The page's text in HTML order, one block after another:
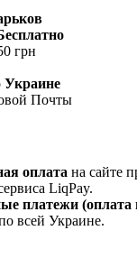
грн
Украине
Почты
оплата на сайте
LiqPay.
платежи (оплата
всей Украине.